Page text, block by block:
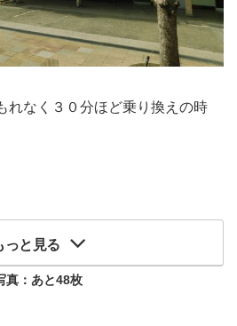
れなく３０分ほど乗り換えの時
っと見る
真：あと48枚